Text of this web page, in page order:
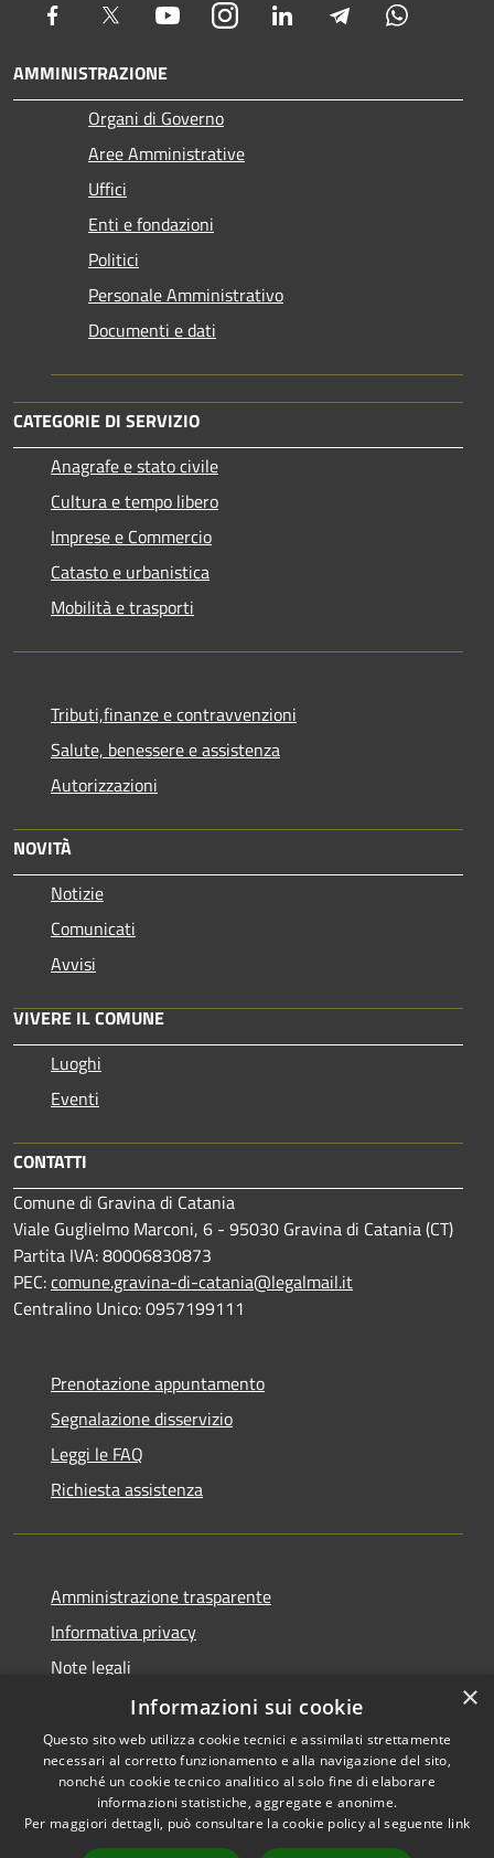
Facebook Twitter YoutubeInstagram LinkedIn Telegram
AMMINISTRAZIONE
Organi di Governo
Aree Amministrative
Uffici
Enti e fondazioni
Politici
Personale Amministrativo
Documenti e dati
CATEGORIE DI SERVIZIO
Anagrafe e stato civile
Cultura e tempo libero
Imprese e Commercio
Catasto e urbanistica
Mobilità e trasporti
Tributi,finanze e contravvenzioni
Salute, benessere e assistenza
Autorizzazioni
NOVITÀ
Notizie
Comunicati
Avvisi
VIVERE IL COMUNE
Luoghi
Eventi
CONTATTI
Comune di Gravina di Catania
Viale Guglielmo Marconi, 6 - 95030 Gravina di Catania (CT)
Partita IVA: 80006830873
PEC:comune.gravina-di-catania@legalmail.it
Centralino Unico: 0957199111
Prenotazione appuntamento
Segnalazione disservizio
Leggi le FAQ
Richiesta assistenza
Amministrazione trasparente
Informativa privacy
Note legali
Dichiarazione di accessibilità
RSS
Accessibilità
Copyright © 2026 • Comune di
×
Informazioni sui cookie
Questo sito web utilizza cookie tecnici e assimilati strettamente
necessari al corretto funzionamento e alla navigazione del sito,
nonché un cookie tecnico analitico al solo fine di elaborare
informazioni statistiche, aggregate e anonime.
Per maggiori dettagli, può consultare la cookie policy al seguente link